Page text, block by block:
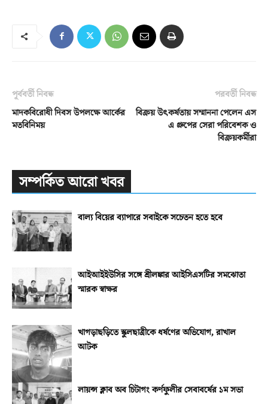
পূর্ববর্তী নিবন্ধ
মাদকবিরোধী দিবস উপলক্ষে আর্কের
মতবিনিময়
পরবর্তী নিবন্ধ
বিক্রয় উৎকর্ষতায় সম্মাননা পেলেন এস
এ গ্রুপের সেরা পরিবেশক ও
বিক্রয়কর্মীরা
সম্পর্কিত আরো খবর
বাল্য বিয়ের ব্যাপারে সবাইকে সচেতন হতে হবে
আইআইইউসির সঙ্গে শ্রীলঙ্কার আইসিএসটির সমঝোতা
স্মারক স্বাক্ষর
খাগড়াছড়িতে স্কুলছাত্রীকে ধর্ষণের অভিযোগ, রাখাল
আটক
লায়ন্স ক্লাব অব চিটাগং কর্ণফুলীর সেবাবর্ষের ১ম সভা